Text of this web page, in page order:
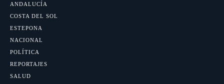
ANDALUCÍA
COSTA DEL SOL
ESTEPONA
NACIONAL
POLÍTICA
REPORTAJES
SALUD